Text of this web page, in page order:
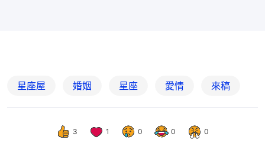
星座屋 婚姻 星座 愛情 來稿
3 1 0 0 0